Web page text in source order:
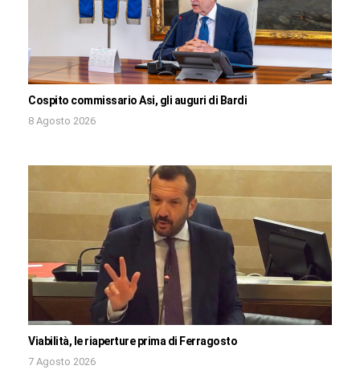
Cospito commissario Asi, gli auguri di Bardi
8 Agosto 2026
Viabilità, le riaperture prima di Ferragosto
7 Agosto 2026